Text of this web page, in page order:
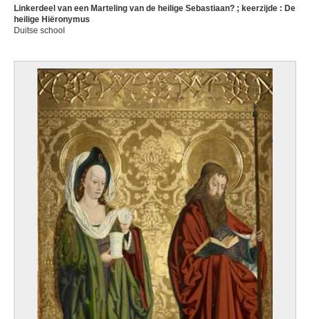
Linkerdeel van een Marteling van de heilige Sebastiaan? ; keerzijde : De
heilige Hiëronymus
Duitse school